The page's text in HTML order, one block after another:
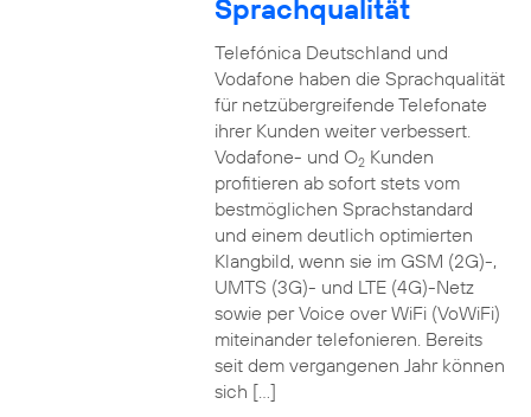
Sprachqualität
Telefónica Deutschland und
Vodafone haben die Sprachqualität
für netzübergreifende Telefonate
ihrer Kunden weiter verbessert.
Vodafone- und O2Kunden
profitieren ab sofort stets vom
bestmöglichen Sprachstandard
und einem deutlich optimierten
Klangbild, wenn sie im GSM (2G)-,
UMTS (3G)- und LTE (4G)-Netz
sowie per Voice over WiFi (VoWiFi)
miteinander telefonieren. Bereits
seit dem vergangenen Jahr können
sich […]